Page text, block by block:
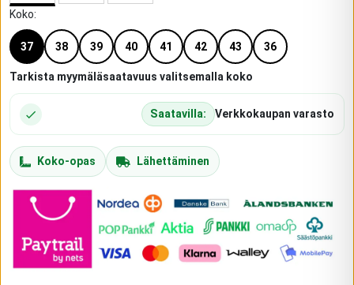
Koko:
37 38 39 40 41 42 43 36
Tarkista myymäläsaatavuus valitsemalla koko
Saatavilla: Verkkokaupan varasto
Koko-opas Lähettäminen